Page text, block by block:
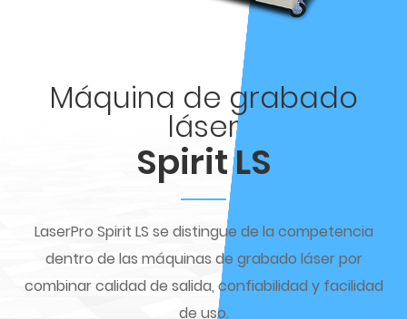
Máquina de grabado
láser
Spirit LS
LaserPro Spirit LS se distingue de la competencia
dentro de las máquinas de grabado láser por
combinar calidad de salida, confiabilidad y facilidad
de uso.